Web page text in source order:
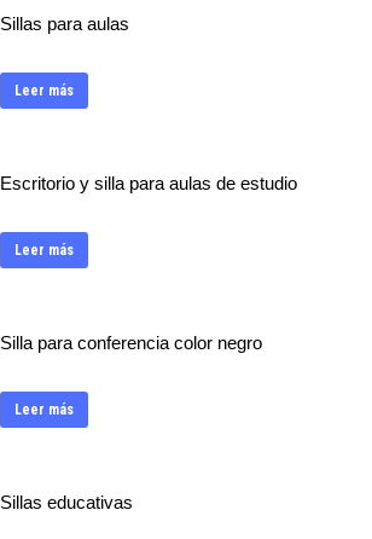
Sillas para aulas
Leer más
Escritorio y silla para aulas de estudio
Leer más
Silla para conferencia color negro
Leer más
Sillas educativas